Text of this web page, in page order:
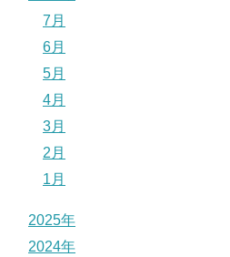
7月
6月
5月
4月
3月
2月
1月
2025年
2024年